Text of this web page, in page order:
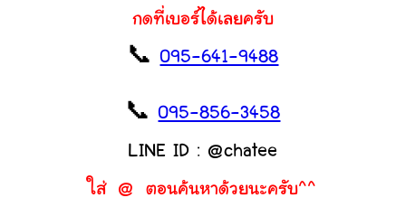
กดที่เบอร์ได้เลยครับ
📞095-641-9488
📞095-856-3458
LINE ID : @chatee
ใส่ @ ตอนค้นหาด้วยนะครับ^^